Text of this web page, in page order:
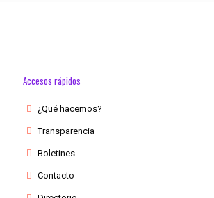
Accesos rápidos
¿Qué hacemos?
Transparencia
Boletines
Contacto